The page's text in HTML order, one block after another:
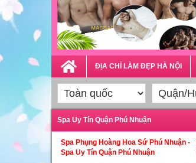
ĐỊA CHỈ LÀM ĐẸP HÀ NỘI
Spa Uy Tín Quận Phú Nhuận
Spa Phụng Hoàng Hoa Sứ Phú Nhuận -
Spa Uy Tín Quận Phú Nhuận